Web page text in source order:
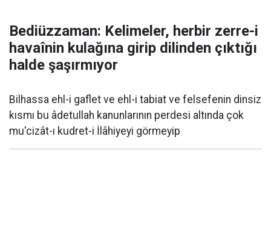
Bediüzzaman: Kelimeler, herbir zerre-i
havaînin kulağına girip dilinden çıktığı
halde şaşırmıyor
Bilhassa ehl-i gaflet ve ehl-i tabiat ve felsefenin dinsiz
kısmı bu âdetullah kanunlarının perdesi altında çok
mu'cizât-ı kudret-i İlâhiyeyi görmeyip